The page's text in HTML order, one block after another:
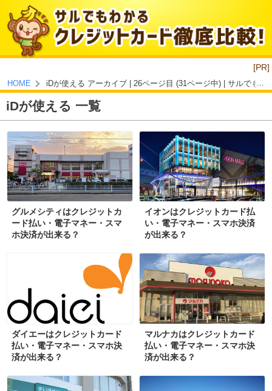
[PR]
HOME iDが使える アーカイブ | 26ページ目 (31ページ中) | サルでもわ
iDが使える 一覧
グルメシティはクレジットカ
ード払い・電子マネー・スマ
ホ決済が出来る？
イオンはクレジットカード払
い・電子マネー・スマホ決済
が出来る？
ダイエーはクレジットカード
払い・電子マネー・スマホ決
済が出来る？
マルナカはクレジットカード
払い・電子マネー・スマホ決
済が出来る？